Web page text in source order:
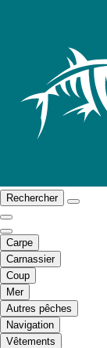
Rechercher
Carpe
Carnassier
Coup
Mer
Autres pêches
Navigation
Vêtements